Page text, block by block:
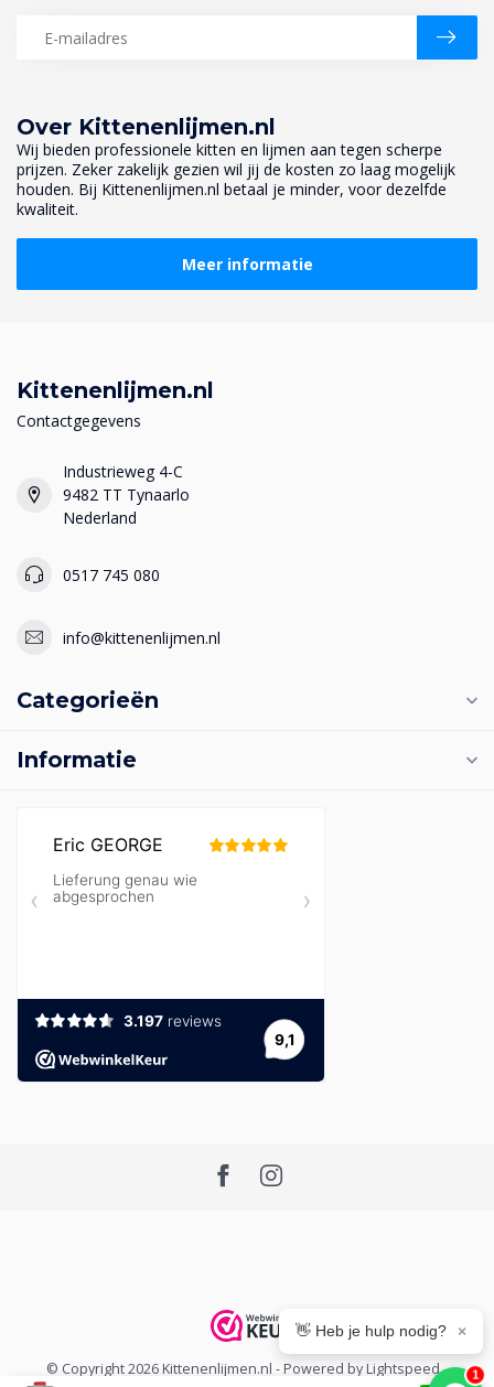
Over Kittenenlijmen.nl
Wij bieden professionele kitten en lijmen aan tegen scherpe
prijzen. Zeker zakelijk gezien wil jij de kosten zo laag mogelijk
houden. Bij Kittenenlijmen.nl betaal je minder, voor dezelfde
kwaliteit.
Meer informatie
Kittenenlijmen.nl
Contactgegevens
Industrieweg 4-C
9482 TT Tynaarlo
Nederland
0517 745 080
info@kittenenlijmen.nl
Categorieën
Informatie
© Copyright 2026 Kittenenlijmen.nl - Powered byLightspeed-
👋 Heb je hulp nodig? ×
1